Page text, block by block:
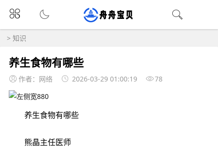
> 知识
养生食物有哪些
作者：网络 2026-03-29 01:00:19 78
养生‮物食‬有哪些
熊晶主‮医任‬师